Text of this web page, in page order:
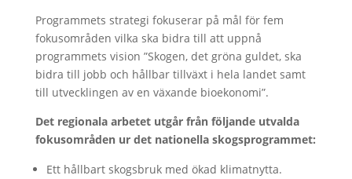
Programmets strategi fokuserar på mål för fem
fokusområden vilka ska bidra till att uppnå
programmets vision ”Skogen, det gröna guldet, ska
bidra till jobb och hållbar tillväxt i hela landet samt
till utvecklingen av en växande bioekonomi”.
Det regionala arbetet utgår från följande utvalda
fokusområden ur det nationella skogsprogrammet:
Ett hållbart skogsbruk med ökad klimatnytta.